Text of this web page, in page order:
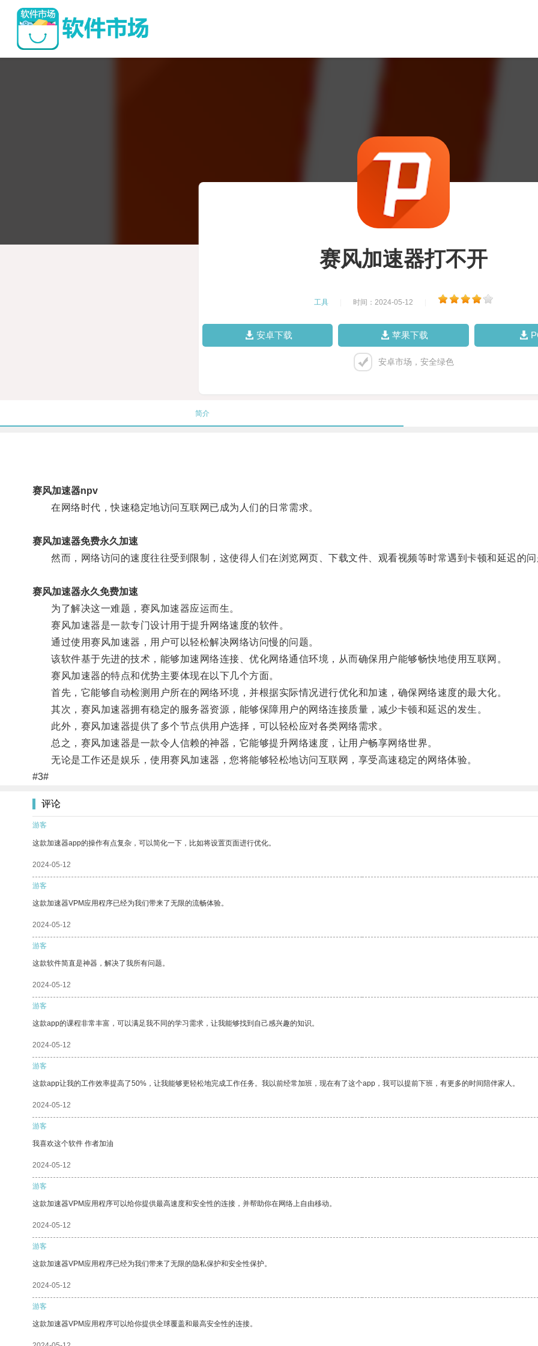
赛风加速器打不开
工具 时间：2024-05-12
安卓下载 苹果下载
安卓市场，安全绿色
简介
赛风加速器npv
在网络时代，快速稳定地访问互联网已成为人们的日常需求。
赛风加速器免费永久加速
然而，网络访问的速度往往受到限制，这使得人们在浏览网页、下载文件、观看视频等时常遇到卡顿和延迟的
赛风加速器永久免费加速
为了解决这一难题，赛风加速器应运而生。
赛风加速器是一款专门设计用于提升网络速度的软件。
通过使用赛风加速器，用户可以轻松解决网络访问慢的问题。
该软件基于先进的技术，能够加速网络连接、优化网络通信环境，从而确保用户能够畅快地使用互联网。
赛风加速器的特点和优势主要体现在以下几个方面。
首先，它能够自动检测用户所在的网络环境，并根据实际情况进行优化和加速，确保网络速度的最大化。
其次，赛风加速器拥有稳定的服务器资源，能够保障用户的网络连接质量，减少卡顿和延迟的发生。
此外，赛风加速器提供了多个节点供用户选择，可以轻松应对各类网络需求。
总之，赛风加速器是一款令人信赖的神器，它能够提升网络速度，让用户畅享网络世界。
无论是工作还是娱乐，使用赛风加速器，您将能够轻松地访问互联网，享受高速稳定的网络体验。
#3#
评论
游客
这款加速器app的操作有点复杂，可以简化一下，比如将设置页面进行优化。
2024-05-12
游客
这款加速器VPM应用程序已经为我们带来了无限的流畅体验。
2024-05-12
游客
这款软件简直是神器，解决了我所有问题。
2024-05-12
游客
这款app的课程非常丰富，可以满足我不同的学习需求，让我能够找到自己感兴趣的知识。
2024-05-12
游客
这款app让我的工作效率提高了50%，让我能够更轻松地完成工作任务。我以前经常加班，现在有了这个app，我可以提前下班，有更多的时间陪伴家人。
2024-05-12
游客
我喜欢这个软件 作者加油
2024-05-12
游客
这款加速器VPM应用程序可以给你提供最高速度和安全性的连接，并帮助你在网络上自由移动。
2024-05-12
游客
这款加速器VPM应用程序已经为我们带来了无限的隐私保护和安全性保护。
2024-05-12
游客
这款加速器VPM应用程序可以给你提供全球覆盖和最高安全性的连接。